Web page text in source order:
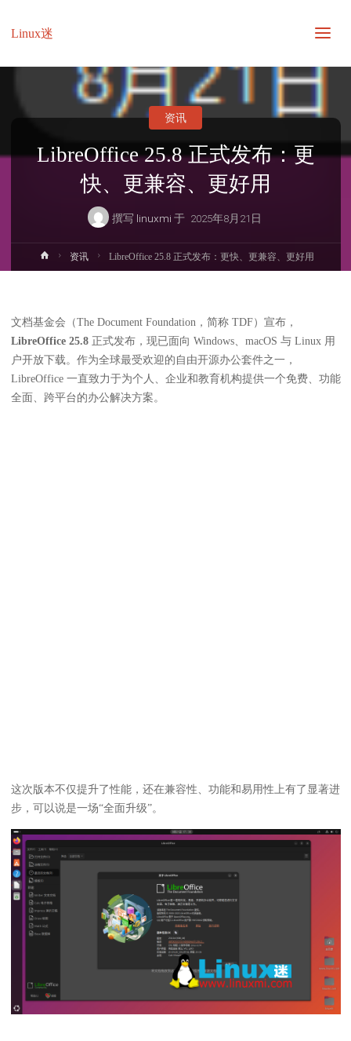
Linux迷
LibreOffice 25.8 正式发布：更
快、更兼容、更好用
撰写 linuxmi 于 2025年8月21日
资讯
首
页
资讯 LibreOffice 25.8 正式发布：更快、更兼容、更好用
文档基金会（The Document Foundation，简称 TDF）宣布，
LibreOffice 25.8正式发布，现已面向 Windows、macOS 与 Linux 用
户开放下载。作为全球最受欢迎的自由开源办公套件之一，
LibreOffice 一直致力于为个人、企业和教育机构提供一个免费、功能
全面、跨平台的办公解决方案。
这次版本不仅提升了性能，还在兼容性、功能和易用性上有了显著进
步，可以说是一场“全面升级”。